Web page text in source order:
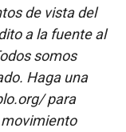
de vista del
a la fuente al
somos
Haga una
para